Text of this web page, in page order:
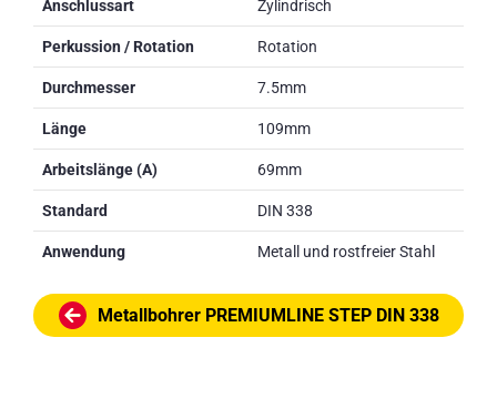
Anschlussart Zylindrisch
Perkussion / Rotation Rotation
Durchmesser 7.5mm
Länge 109mm
Arbeitslänge (A) 69mm
Standard DIN 338
Anwendung Metall und rostfreier Stahl
Metallbohrer PREMIUMLINE STEP DIN 338